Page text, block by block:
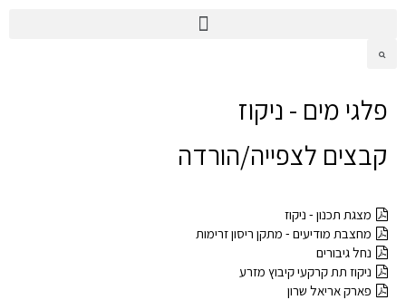
פלגי מים - ניקוז
קבצים לצפייה/הורדה
מצגת תכנון - ניקוז
מחצבת מודיעים - מתקן ריסון זרימות
נחל גיבורים
ניקוז תת קרקעי קיבוץ מזרע
פארק אריאל שרון